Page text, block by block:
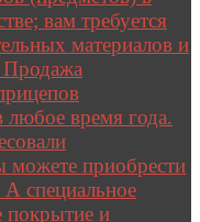
вам требуется
материалов и
Продажа
любое время года.
можете приобрести
специальное
покрытие и